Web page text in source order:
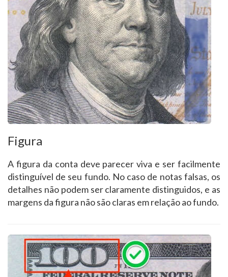
Figura
A figura da conta deve parecer viva e ser facilmente
distinguível de seu fundo. No caso de notas falsas, os
detalhes não podem ser claramente distinguidos, e as
margens da figura não são claras em relação ao fundo.